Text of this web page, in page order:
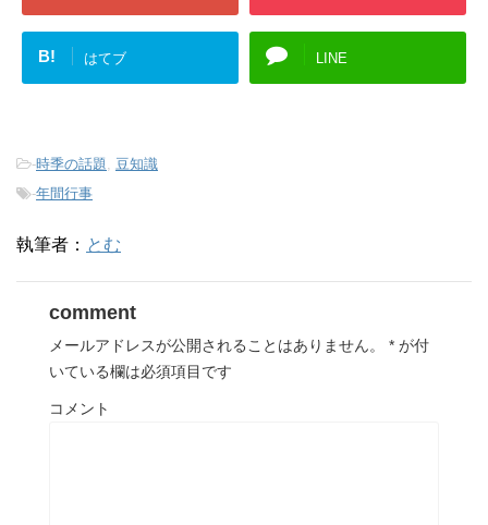
B! はてブ LINE
-時季の話題, 豆知識
-年間行事
執筆者： とむ
comment
メールアドレスが公開されることはありません。 * が付
いている欄は必須項目です
コメント